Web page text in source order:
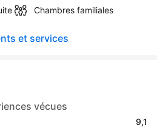
Chambres familiales
et services
vécues
9,1